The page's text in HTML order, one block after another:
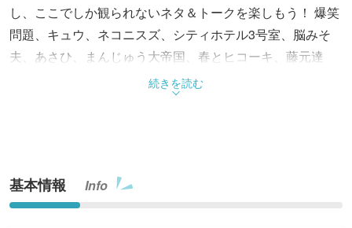
し、ここでしか観られないネタ＆トークを楽しもう！ 爆笑
問題、キュウ、ネコニスズ、シティホテル3号室、脳みそ
夫、あさひ、まんじゅう大帝国、春とヒコーキ、藤元達
弥、三四郎、豆鉄砲、サルベース他出演予定。入場者にタ
イタン情報誌「GOGAI」プレゼント。金曜夜、映画館でポ
続きを読む
基本情報 Info